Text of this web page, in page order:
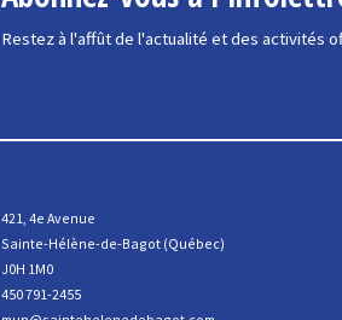
Restez à l'affût de l'actualité et des activités
421, 4e Avenue
Sainte-Hélène-de-Bagot (Québec)
J0H 1M0
450 791-2455